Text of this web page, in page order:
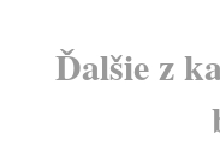
Ďalšie z